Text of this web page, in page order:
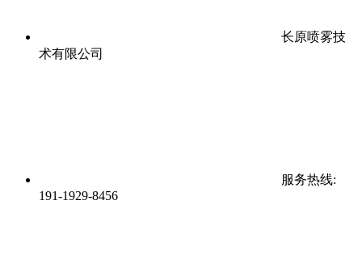
长原喷雾技
术有限公司
服务热线:
191-1929-8456